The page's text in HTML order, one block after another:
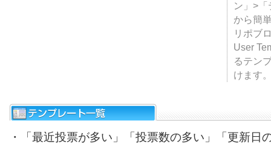
ン」>
から簡
リポブ
User
るテン
けます
・「最近投票が多い」「投票数の多い」「更新日